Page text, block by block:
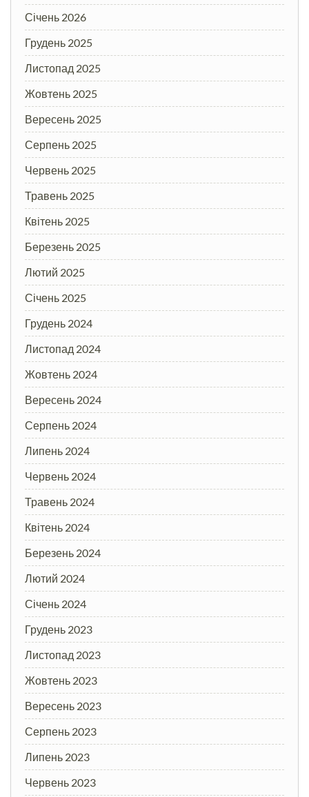
Січень 2026
Грудень 2025
Листопад 2025
Жовтень 2025
Вересень 2025
Серпень 2025
Червень 2025
Травень 2025
Квітень 2025
Березень 2025
Лютий 2025
Січень 2025
Грудень 2024
Листопад 2024
Жовтень 2024
Вересень 2024
Серпень 2024
Липень 2024
Червень 2024
Травень 2024
Квітень 2024
Березень 2024
Лютий 2024
Січень 2024
Грудень 2023
Листопад 2023
Жовтень 2023
Вересень 2023
Серпень 2023
Липень 2023
Червень 2023